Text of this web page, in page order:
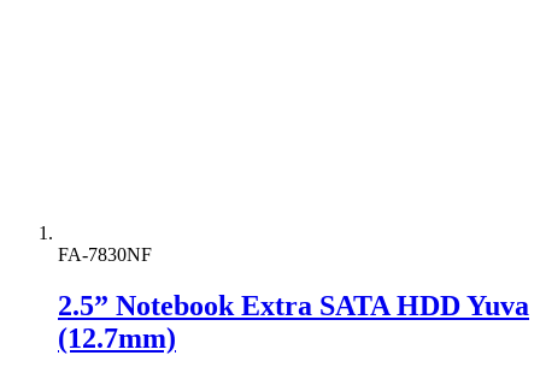
FA-7830NF
2.5” Notebook Extra SATA HDD Yuva
(12.7mm)